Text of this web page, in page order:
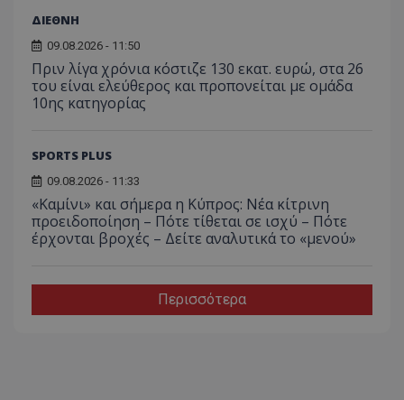
ΔΙΕΘΝΗ
09.08.2026 - 11:50
Πριν λίγα χρόνια κόστιζε 130 εκατ. ευρώ, στα 26
του είναι ελεύθερος και προπονείται με ομάδα
10ης κατηγορίας
SPORTS PLUS
09.08.2026 - 11:33
«Καμίνι» και σήμερα η Κύπρος: Νέα κίτρινη
προειδοποίηση – Πότε τίθεται σε ισχύ – Πότε
έρχονται βροχές – Δείτε αναλυτικά το «μενού»
Περισσότερα